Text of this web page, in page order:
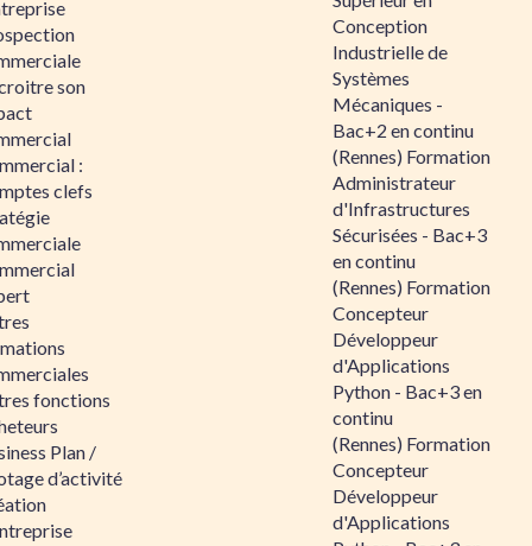
son
:
clefs
fonctions
Plan /
d’activité
Conception
Industrielle de
Systèmes
Mécaniques -
Bac+2 en continu
(Rennes) Formation
Administrateur
d'Infrastructures
Sécurisées - Bac+3
en continu
(Rennes) Formation
Concepteur
Développeur
d'Applications
Python - Bac+3 en
continu
(Rennes) Formation
Concepteur
Développeur
d'Applications